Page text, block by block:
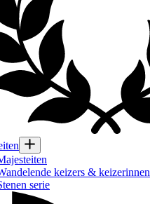
keizers & keizerinnen
serie